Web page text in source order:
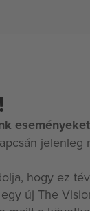
jelenleg
hogy ez
új The